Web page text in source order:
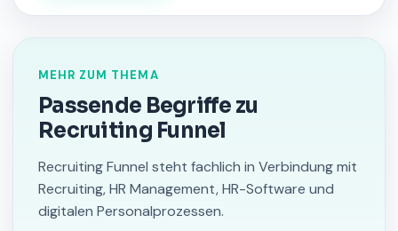
MEHR ZUM THEMA
Passende Begriffe zu
Recruiting Funnel
Recruiting Funnel steht fachlich in Verbindung mit
Recruiting, HR Management, HR-Software und
digitalen Personalprozessen.